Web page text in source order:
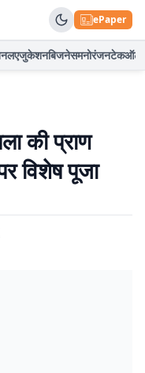
ePaper
एजुकेशनबिजनेसमनोरंजनटेकऑटो
की प्राण
विशेष पूजा